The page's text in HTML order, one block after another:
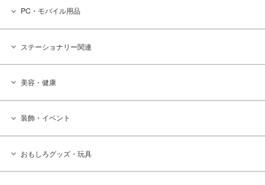
PC・モバイル用品
ステーショナリー関連
美容・健康
装飾・イベント
おもしろグッズ・玩具